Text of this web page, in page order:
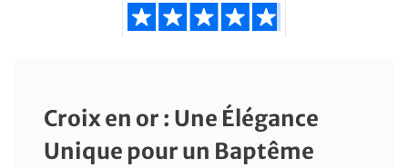
Croix en or : Une Élégance
Unique pour un Baptême